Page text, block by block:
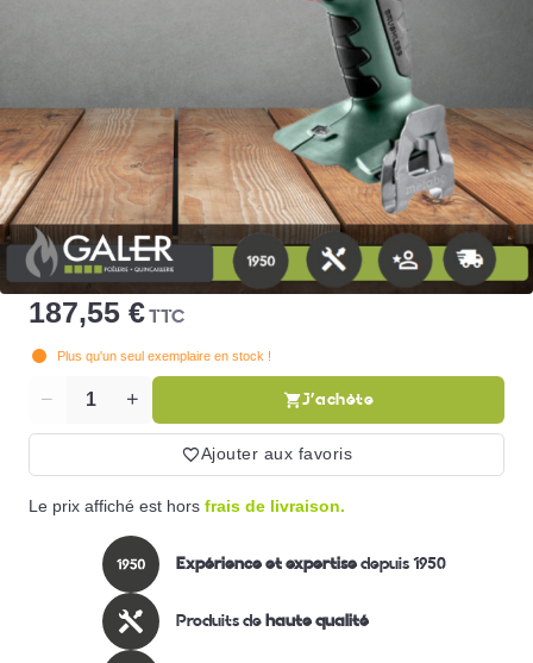
187,55 €TTC
Plus qu'un seul exemplaire en stock !
Quantité J'achète
Ajouter aux favoris
Le prix affiché est hors frais de livraison.
Expérience et expertisedepuis 1950
Produits dehaute qualité